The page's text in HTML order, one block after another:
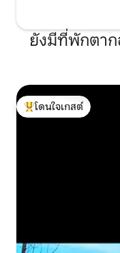
ยังมีที่พักตาก
โดนใจเกสต์ที่สุด
โดนใจเกสต์